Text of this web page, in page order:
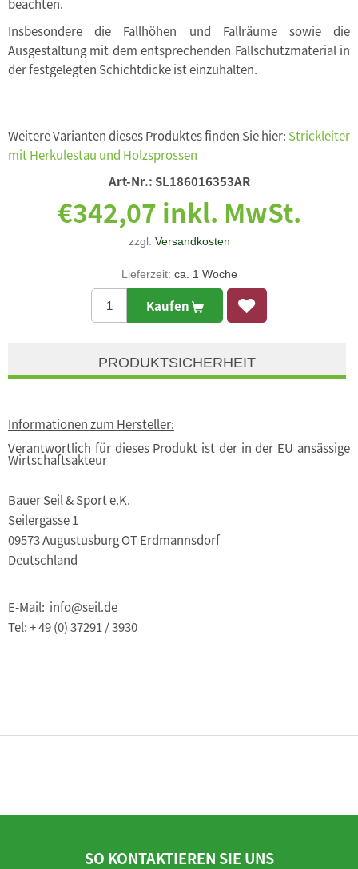
beachten.
Insbesondere die Fallhöhen und Fallräume sowie die
Ausgestaltung mit dem entsprechenden Fallschutzmaterial in
der festgelegten Schichtdicke ist einzuhalten.
Weitere Varianten dieses Produktes finden Sie hier: Strickleiter
mit Herkulestau und Holzsprossen
Art-Nr.: SL186016353AR
€342,07 inkl. MwSt.
zzgl. Versandkosten
Lieferzeit: ca. 1 Woche
Kaufen
PRODUKTSICHERHEIT
Informationen zum Hersteller:
Verantwortlich für dieses Produkt ist der in der EU ansässige
Wirtschaftsakteur
Bauer Seil & Sport e.K.
Seilergasse 1
09573 Augustusburg OT Erdmannsdorf
Deutschland
E-Mail: info@seil.de
Tel: + 49 (0) 37291 / 3930
SO KONTAKTIEREN SIE UNS